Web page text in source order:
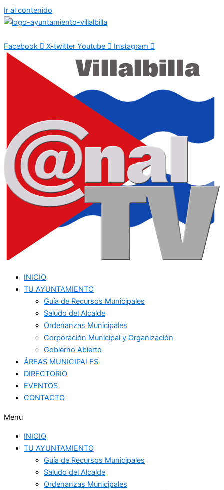
Ir al contenido
Facebook X-twitter Youtube Instagram
INICIO
TU AYUNTAMIENTO
Guía de Recursos Municipales
Saludo del Alcalde
Ordenanzas Municipales
Corporación Municipal y Organización
Gobierno Abierto
ÁREAS MUNICIPALES
DIRECTORIO
EVENTOS
CONTACTO
Menu
INICIO
TU AYUNTAMIENTO
Guía de Recursos Municipales
Saludo del Alcalde
Ordenanzas Municipales